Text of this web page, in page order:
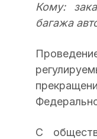
Кому:
багажа
С